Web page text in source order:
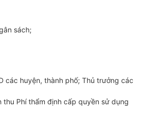
sách;
các huyện, thành phố; Thủ trưởng các
Phí thẩm định cấp quyền sử dụng